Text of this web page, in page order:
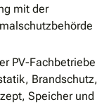
mit der
PV-Fachbetriebe
Brandschutz,
Speicher und